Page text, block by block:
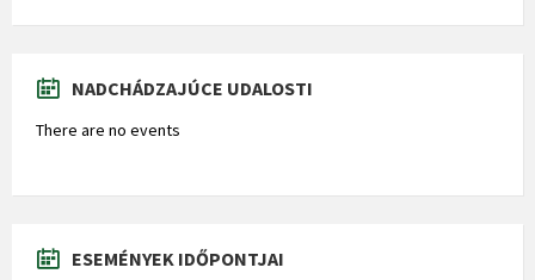
NADCHÁDZAJÚCE UDALOSTI
There are no events
ESEMÉNYEK IDŐPONTJAI